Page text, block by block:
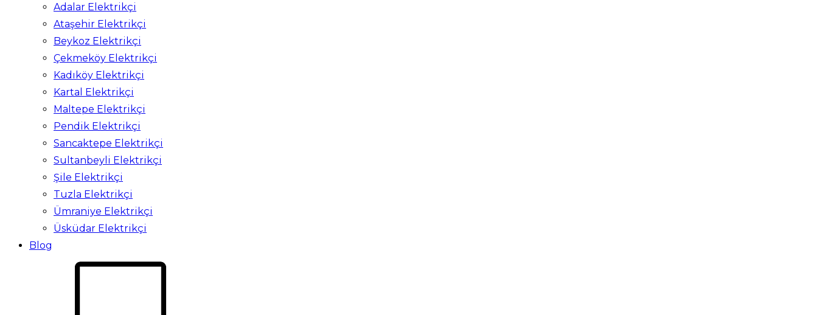
Adalar Elektrikçi
Ataşehir Elektrikçi
Beykoz Elektrikçi
Çekmeköy Elektrikçi
Kadıköy Elektrikçi
Kartal Elektrikçi
Maltepe Elektrikçi
Pendik Elektrikçi
Sancaktepe Elektrikçi
Sultanbeyli Elektrikçi
Şile Elektrikçi
Tuzla Elektrikçi
Ümraniye Elektrikçi
Üsküdar Elektrikçi
Blog